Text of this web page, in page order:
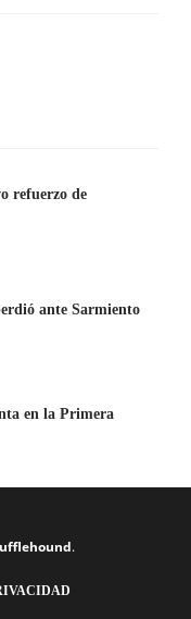
refuerzo de
ante Sarmiento
en la Primera
.